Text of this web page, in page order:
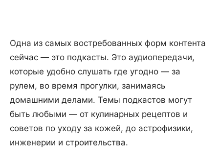
Одна из самых востребованных форм контента
сейчас — это подкасты. Это аудиопередачи,
которые удобно слушать где угодно — за
рулем, во время прогулки, занимаясь
домашними делами. Темы подкастов могут
быть любыми — от кулинарных рецептов и
советов по уходу за кожей, до астрофизики,
инженерии и строительства.